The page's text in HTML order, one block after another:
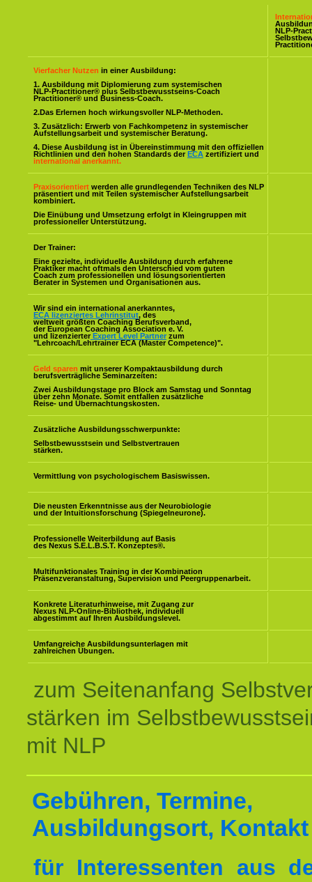
NLP-
Vierfacher Nutzen in einer Ausbildung:
1. Ausbildung mit Diplomierung zum systemischen
NLP-Practitioner® plus Selbstbewusstseins-Coach
Practitioner® und Business-Coach.
2.Das Erlernen hoch wirkungsvoller NLP-Methoden.
3. Zusätzlich: Erwerb von Fachkompetenz in systemischer
Aufstellungsarbeit und systemischer Beratung.
4. Diese Ausbildung ist in Übereinstimmung mit den offiziellen
Richtlinien und den hohen Standards der ECA zertifiziert und
international anerkannt.
Praxisorientiert werden alle grundlegenden Techniken des NLP
präsentiert und mit Teilen systemischer Aufstellungsarbeit
kombiniert.
Die Einübung und Umsetzung erfolgt in Kleingruppen mit
professioneller Unterstützung.
Der Trainer:
Eine gezielte, individuelle Ausbildung durch erfahrene
Praktiker macht oftmals den Unterschied vom guten
Coach zum professionellen und lösungsorientierten
Berater in Systemen und Organisationen aus.
Wir sind ein international anerkanntes,
ECA lizenziertes Lehrinstitut, des
weltweit größten Coaching Berufsverband,
der European Coaching Association e. V.
und lizenzierter Expert Level Partner zum
"Lehrcoach/Lehrtrainer ECA (Master Competence)".
Geld sparen mit unserer Kompaktausbildung durch
berufsverträgliche Seminarzeiten:
Zwei Ausbildungstage pro Block am Samstag und Sonntag
über zehn Monate. Somit entfallen zusätzliche
Reise- und Übernachtungskosten.
Zusätzliche Ausbildungsschwerpunkte:
Selbstbewusstsein und Selbstvertrauen
stärken.
Vermittlung von psychologischem Basiswissen.
Die neusten Erkenntnisse aus der Neurobiologie
und der Intuitionsforschung (Spiegelneurone).
Professionelle Weiterbildung auf Basis
des Nexus S.E.L.B.S.T. Konzeptes®.
Multifunktionales Training in der Kombination
Präsenzveranstaltung, Supervision und Peergruppenarbeit.
Konkrete Literaturhinweise, mit Zugang zur
Nexus NLP-Online-Bibliothek, individuell
abgestimmt auf Ihren Ausbildungslevel.
Umfangreiche Ausbildungsunterlagen mit
zahlreichen Übungen.
zum Seitenanfang
stärken im
mit NLP
Gebühren, Termine,
Ausbildungsort, Kontakt
für Interessenten aus